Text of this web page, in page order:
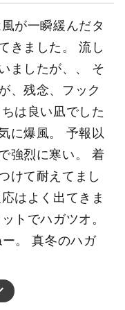
が一瞬緩んだタ
きました。 流し
ましたが、、 そ
、残念、フック
は良い凪でした
に爆風。 予報以
強烈に寒い。 着
けて耐えてまし
はよく出てきま
トでハガツオ。
。 真冬のハガ